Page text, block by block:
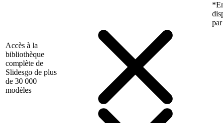
Accès à la
bibliothèque
complète de
Slidesgo de plus
de 30 000
modèles